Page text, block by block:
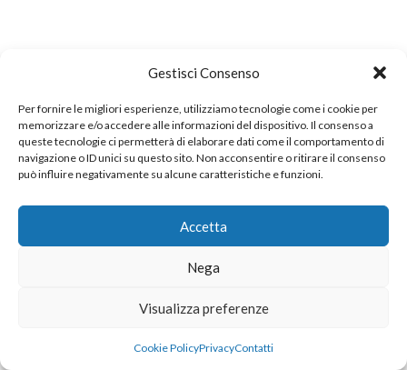
Gestisci Consenso
Per fornire le migliori esperienze, utilizziamo tecnologie come i cookie per
memorizzare e/o accedere alle informazioni del dispositivo. Il consenso a
queste tecnologie ci permetterà di elaborare dati come il comportamento di
navigazione o ID unici su questo sito. Non acconsentire o ritirare il consenso
può influire negativamente su alcune caratteristiche e funzioni.
Accetta
Nega
Visualizza preferenze
Cookie PolicyPrivacyContatti